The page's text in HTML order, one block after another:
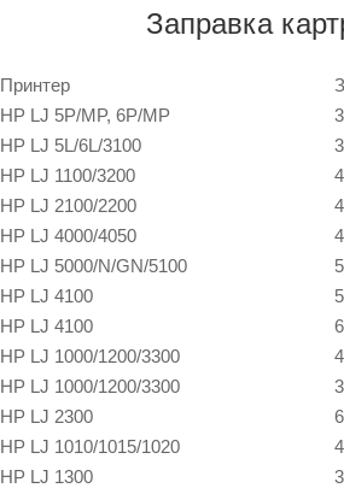
Заправка
Принтер
HP LJ 5P/MP, 6P/MP
HP LJ 5L/6L/3100
HP LJ 1100/3200
HP LJ 2100/2200
HP LJ 4000/4050
HP LJ 5000/N/GN/5100
HP LJ 4100
HP LJ 4100
HP LJ 1000/1200/3300
HP LJ 1000/1200/3300
HP LJ 2300
HP LJ 1010/1015/1020
HP LJ 1300